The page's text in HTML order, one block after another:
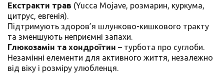
Екстракти трав (Yucca Mojave, розмарин, куркума,
цитрус, евгенія).
Підтримують здоров’я шлунково-кишкового тракту
та зменшують неприємні запахи.
Глюкозамін та хондроїтин – турбота про суглоби.
Незамінні елементи для активного життя, незалежно
від віку і розміру улюбленця.